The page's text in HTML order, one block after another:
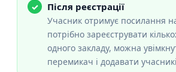
Після реєстрації
Учасник отримує посилання
потрібно зареєструвати
одного закладу, можна
перемикач і додавати